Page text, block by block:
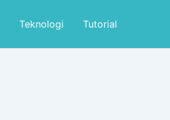
Teknologi Tutorial